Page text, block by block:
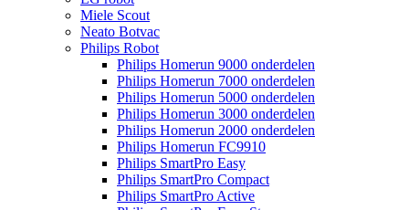
Miele Scout
Neato Botvac
Philips Robot
Philips Homerun 9000 onderdelen
Philips Homerun 7000 onderdelen
Philips Homerun 5000 onderdelen
Philips Homerun 3000 onderdelen
Philips Homerun 2000 onderdelen
Philips Homerun FC9910
Philips SmartPro Easy
Philips SmartPro Compact
Philips SmartPro Active